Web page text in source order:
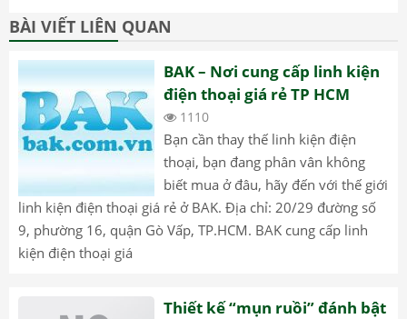
BÀI VIẾT LIÊN QUAN
BAK – Nơi cung cấp linh kiện
điện thoại giá rẻ TP HCM
1110
Bạn cần thay thế linh kiện điện
thoại, bạn đang phân vân không
biết mua ở đâu, hãy đến với thế giới
linh kiện điện thoại giá rẻ ở BAK. Địa chỉ: 20/29 đường số
9, phường 16, quận Gò Vấp, TP.HCM. BAK cung cấp linh
kiện điện thoại giá
Thiết kế “mụn ruồi” đánh bật